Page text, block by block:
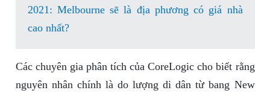
2021: Melbourne sẽ là địa phương có giá nhà
cao nhất?
Các chuyên gia phân tích của CoreLogic cho biết rằng
nguyên nhân chính là do lượng di dân từ bang New